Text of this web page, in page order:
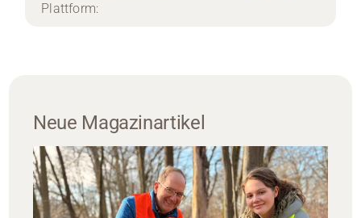
Plattform:
Neue Magazinartikel